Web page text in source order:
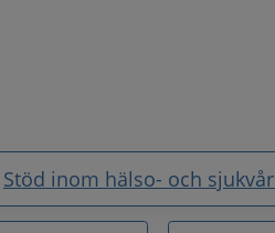
Stöd inom hälso- och